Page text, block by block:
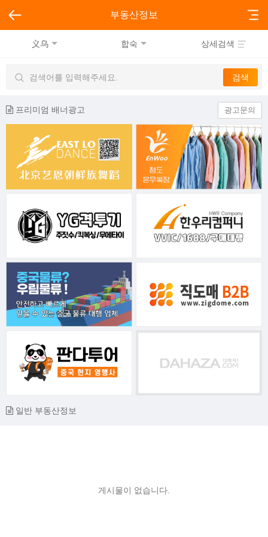
부동산정보
义乌 합숙 상세검색
프리미엄 배너광고 광고문의
일반 부동산정보
게시물이 없습니다.